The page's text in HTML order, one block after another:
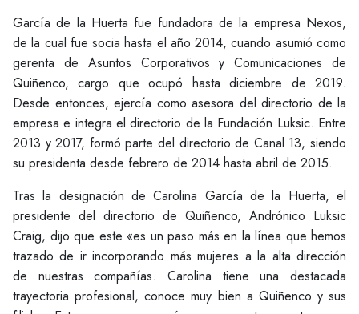
García de la Huerta fue fundadora de la empresa Nexos,
de la cual fue socia hasta el año 2014, cuando asumió como
gerenta de Asuntos Corporativos y Comunicaciones de
Quiñenco, cargo que ocupó hasta diciembre de 2019.
Desde entonces, ejercía como asesora del directorio de la
empresa e integra el directorio de la Fundación Luksic. Entre
2013 y 2017, formó parte del directorio de Canal 13, siendo
su presidenta desde febrero de 2014 hasta abril de 2015.
Tras la designación de Carolina García de la Huerta, el
presidente del directorio de Quiñenco, Andrónico Luksic
Craig, dijo que este «es un paso más en la línea que hemos
trazado de ir incorporando más mujeres a la alta dirección
de nuestras compañías. Carolina tiene una destacada
trayectoria profesional, conoce muy bien a Quiñenco y sus